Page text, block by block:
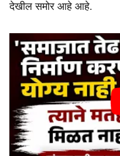
देखील समोर आहे आहे.